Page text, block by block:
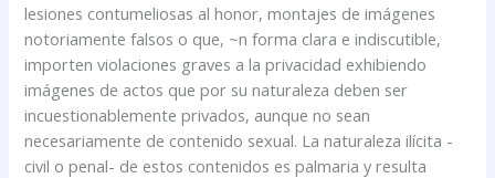
lesiones contumeliosas al honor, montajes de imágenes
notoriamente falsos o que, ~n forma clara e indiscutible,
importen violaciones graves a la privacidad exhibiendo
imágenes de actos que por su naturaleza deben ser
incuestionablemente privados, aunque no sean
necesariamente de contenido sexual. La naturaleza ilícita -
civil o penal- de estos contenidos es palmaria y resulta